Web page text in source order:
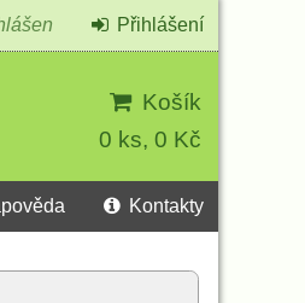
Košík
0 ks, 0 Kč
Přihlášení
Kontakty